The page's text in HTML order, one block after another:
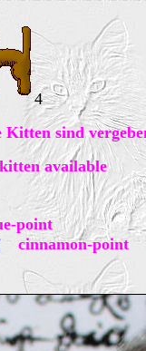
4
Kitten sind
available
point
cinnamon-point